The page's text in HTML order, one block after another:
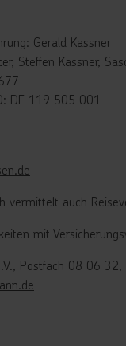
Gerald Kassner
Steffen Kassner,
DE 119 505 001
vermittelt auch
mit
Postfach 08 06